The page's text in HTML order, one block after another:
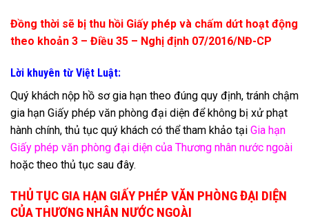
Đồng thời sẽ bị thu hồi Giấy phép và chấm dứt hoạt động
theo khoản 3 – Điều 35 – Nghị định 07/2016/NĐ-CP
Lời khuyên từ Việt Luật:
Quý khách nộp hồ sơ gia hạn theo đúng quy định, tránh chậm
gia hạn Giấy phép văn phòng đại diện để không bị xử phạt
hành chính, thủ tục quý khách có thể tham khảo tại Gia hạn
Giấy phép văn phòng đại diện của Thương nhân nước ngoài
hoặc theo thủ tục sau đây.
THỦ TỤC GIA HẠN GIẤY PHÉP VĂN PHÒNG ĐẠI DIỆN
CỦA THƯƠNG NHÂN NƯỚC NGOÀI